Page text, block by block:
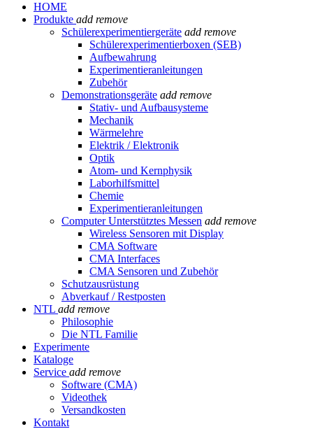
HOME
Produkte add remove
Schülerexperimentiergeräte add remove
Schülerexperimentierboxen (SEB)
Aufbewahrung
Experimentieranleitungen
Zubehör
Demonstrationsgeräte add remove
Stativ- und Aufbausysteme
Mechanik
Wärmelehre
Elektrik / Elektronik
Optik
Atom- und Kernphysik
Laborhilfsmittel
Chemie
Experimentieranleitungen
Computer Unterstütztes Messen add remove
Wireless Sensoren mit Display
CMA Software
CMA Interfaces
CMA Sensoren und Zubehör
Schutzausrüstung
Abverkauf / Restposten
NTL add remove
Philosophie
Die NTL Familie
Experimente
Kataloge
Service add remove
Software (CMA)
Videothek
Versandkosten
Kontakt